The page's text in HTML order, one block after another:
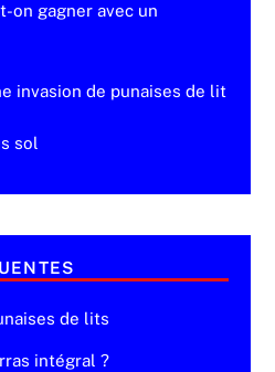
on gagner avec un
invasion de punaises de lit
sol
de lits
intégral ?